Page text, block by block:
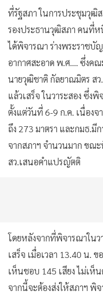
ที่รัฐสภา ในการประชุมวุฒิ
รองประธานวุฒิสภา คนที่
ได้พิจารณา ร่างพระราชบั
อากาศสะอาด พ.ศ.... ซึ่งค
นายวุฒิชาติ กัลยาณมิตร ส
แล้วเสร็จ ในวาระสอง ซึ่ง
ตั้งแต่วันที่ 6-9 ก.ค. เนื่องจ
ถึง 273 มาตรา และกมธ.มี
จากสภาฯ จำนวนมาก ขณ
สว.เสนอคำแปรญัตติ
โดยหลังจากที่พิจารณาในว
เสร็จ เมื่อเวลา 13.40 น.
เห็นชอบ 145 เสียง ไม่เห็น
จากนี้จะต้องส่งให้สภาฯ พิ